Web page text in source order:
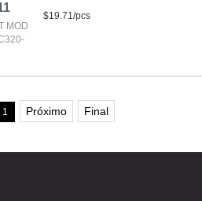
MOD
$19.71/pcs
1 Próximo Final